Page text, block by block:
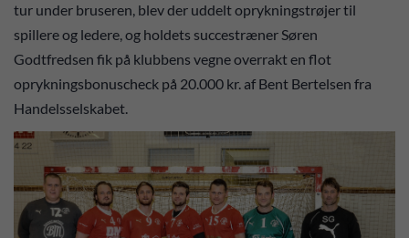
tur under bruseren, blev der uddelt oprykningstrøjer til
spillere og ledere, og holdets succestræner Søren
Godtfredsen fik på klubbens vegne overrakt en flot
oprykningsbonuscheck på 20.000 kr. af Bent Bertelsen fra
Handelsselskabet.